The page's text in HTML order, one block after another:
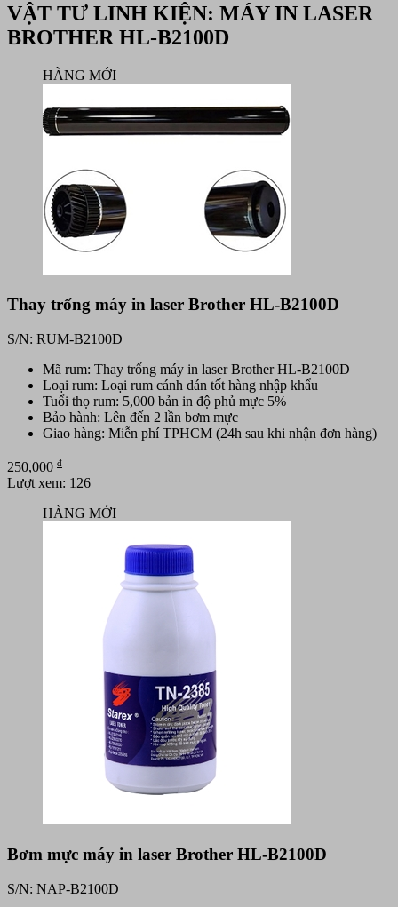
VẬT TƯ LINH KIỆN: MÁY IN LASER
BROTHER HL-B2100D
HÀNG MỚI
Thay trống máy in laser Brother HL-B2100D
S/N: RUM-B2100D
Mã rum: Thay trống máy in laser Brother HL-B2100D
Loại rum: Loại rum cánh dán tốt hàng nhập khẩu
Tuổi thọ rum: 5,000 bản in độ phủ mực 5%
Bảo hành: Lên đến 2 lần bơm mực
Giao hàng: Miễn phí TPHCM (24h sau khi nhận đơn hàng)
250,000 đ
Lượt xem: 126
HÀNG MỚI
Bơm mực máy in laser Brother HL-B2100D
S/N: NAP-B2100D